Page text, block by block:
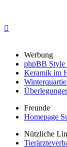
Werbung
phpBB Style
Keramik im
Freunde
Homepage
Nützliche